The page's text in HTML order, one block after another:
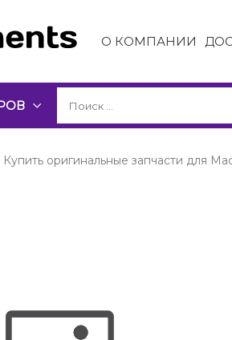
О КОМПАНИИ
Купить оригинальные запчасти для